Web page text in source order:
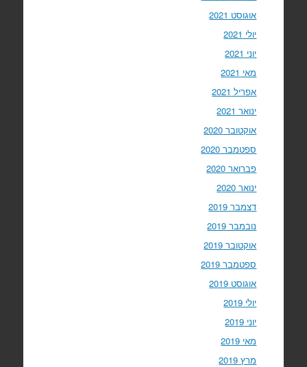
אוגוסט 2021
יולי 2021
יוני 2021
מאי 2021
אפריל 2021
ינואר 2021
אוקטובר 2020
ספטמבר 2020
פברואר 2020
ינואר 2020
דצמבר 2019
נובמבר 2019
אוקטובר 2019
ספטמבר 2019
אוגוסט 2019
יולי 2019
יוני 2019
מאי 2019
מרץ 2019